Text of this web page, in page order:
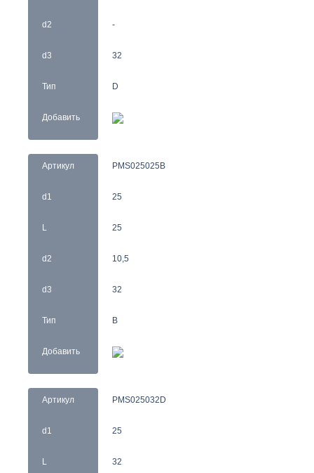
d2
d3
Тип
Добавить
-
32
D
Артикул
d1
L
d2
d3
Тип
Добавить
PMS025025B
25
25
10,5
32
B
Артикул
d1
L
PMS025032D
25
32